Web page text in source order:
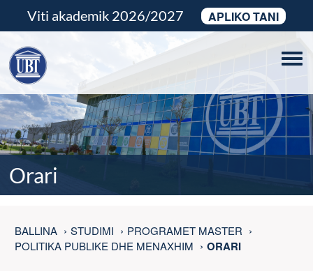
Viti akademik 2026/2027 APLIKO TANI
Orari
BALLINA STUDIMI
PROGRAMET MASTER
POLITIKA PUBLIKE DHE MENAXHIM
ORARI